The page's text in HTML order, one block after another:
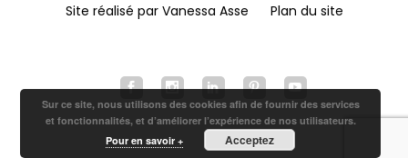
Site réalisé par Vanessa Asse
Plan du site
Sur ce site, nous utilisons des cookies afin de fournir des services
et fonctionnalités, et d’améliorer l’expérience de nos utilisateurs.
Pour en savoir +
Acceptez